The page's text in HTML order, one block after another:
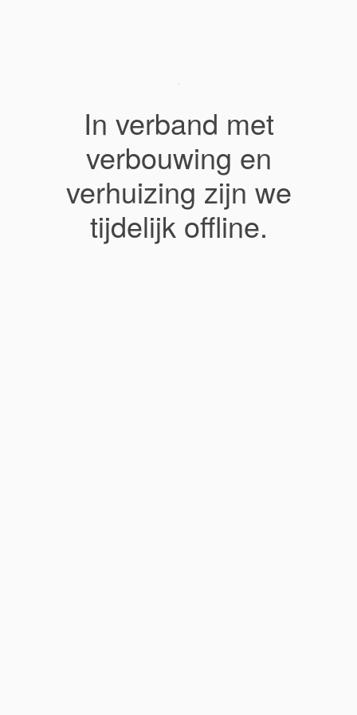
In verband met
verbouwing en
verhuizing zijn we
tijdelijk offline.